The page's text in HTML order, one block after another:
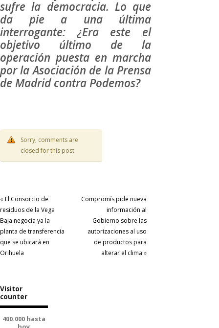
sufre la democracia. Lo que
da pie a una última
interrogante: ¿Era este el
objetivo último de la
operación puesta en marcha
por la Asociación de la Prensa
de Madrid contra Podemos?
Sorry, comments are
closed for this post
« El Consorcio de
residuos de la Vega
Baja negocia ya la
planta de transferencia
que se ubicará en
Orihuela
Compromís pide nueva
información al
Gobierno sobre las
autorizaciones al uso
de productos para
alterar el clima »
Visitor
counter
400.000 hasta